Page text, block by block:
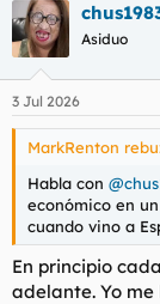
Asiduo
3 Jul 2026
MarkRenton
Habla con
económico en
cuando vino a
En principio
adelante. Yo